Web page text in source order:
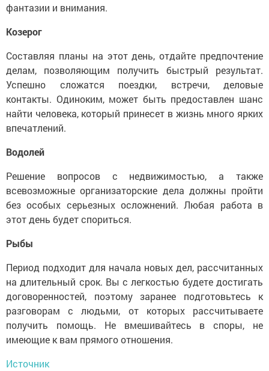
фантазии и внимания.
Козерог
Составляя планы на этот день, отдайте предпочтение
делам, позволяющим получить быстрый результат.
Успешно сложатся поездки, встречи, деловые
контакты. Одиноким, может быть предоставлен шанс
найти человека, который принесет в жизнь много ярких
впечатлений.
Водолей
Решение вопросов с недвижимостью, а также
всевозможные организаторские дела должны пройти
без особых серьезных осложнений. Любая работа в
этот день будет спориться.
Рыбы
Период подходит для начала новых дел, рассчитанных
на длительный срок. Вы с легкостью будете достигать
договоренностей, поэтому заранее подготовьтесь к
разговорам с людьми, от которых рассчитываете
получить помощь. Не вмешивайтесь в споры, не
имеющие к вам прямого отношения.
Источник